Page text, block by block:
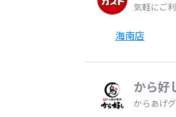
気軽にご
海南店
から好
からあげ